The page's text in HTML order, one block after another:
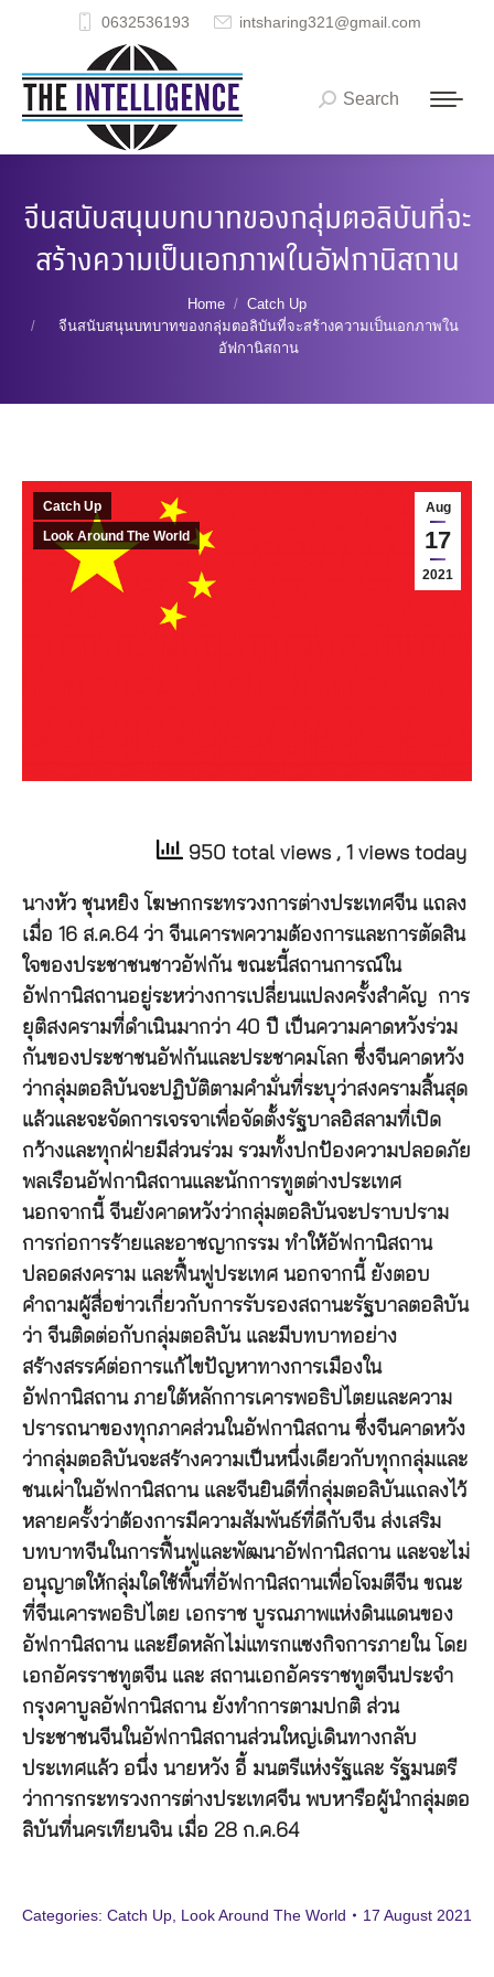
0632536193 intsharing321@gmail.com
Search:
Search
จีนสนับสนุนบทบาทของกลุ่มตอลิบันที่จะ
สร้างความเป็นเอกภาพในอัฟกานิสถาน
Home
Catch Up
จีนสนับสนุนบทบาทของกลุ่มตอลิบันที่จะสร้างความเป็นเอกภาพใน
อัฟกานิสถาน
Aug
17
2021
Catch Up
Look Around The World
950 total views , 1 views today
นางหัว ชุนหยิง โฆษกกระทรวงการต่างประเทศจีน แถลง
เมื่อ 16 ส.ค.64 ว่า จีนเคารพความต้องการและการตัดสิน
ใจของประชาชนชาวอัฟกัน ขณะนี้สถานการณ์ใน
อัฟกานิสถานอยู่ระหว่างการเปลี่ยนแปลงครั้งสำคัญ การ
ยุติสงครามที่ดำเนินมากว่า 40 ปี เป็นความคาดหวังร่วม
กันของประชาชนอัฟกันและประชาคมโลก ซึ่งจีนคาดหวัง
ว่ากลุ่มตอลิบันจะปฏิบัติตามคำมั่นที่ระบุว่าสงครามสิ้นสุด
แล้วและจะจัดการเจรจาเพื่อจัดตั้งรัฐบาลอิสลามที่เปิด
กว้างและทุกฝ่ายมีส่วนร่วม รวมทั้งปกป้องความปลอดภัย
พลเรือนอัฟกานิสถานและนักการทูตต่างประเทศ
นอกจากนี้ จีนยังคาดหวังว่ากลุ่มตอลิบันจะปราบปราม
การก่อการร้ายและอาชญากรรม ทำให้อัฟกานิสถาน
ปลอดสงคราม และฟื้นฟูประเทศ นอกจากนี้ ยังตอบ
คำถามผู้สื่อข่าวเกี่ยวกับการรับรองสถานะรัฐบาลตอลิบัน
ว่า จีนติดต่อกับกลุ่มตอลิบัน และมีบทบาทอย่าง
สร้างสรรค์ต่อการแก้ไขปัญหาทางการเมืองใน
อัฟกานิสถาน ภายใต้หลักการเคารพอธิปไตยและความ
ปรารถนาของทุกภาคส่วนในอัฟกานิสถาน ซึ่งจีนคาดหวัง
ว่ากลุ่มตอลิบันจะสร้างความเป็นหนึ่งเดียวกับทุกกลุ่มและ
ชนเผ่าในอัฟกานิสถาน และจีนยินดีที่กลุ่มตอลิบันแถลงไว้
หลายครั้งว่าต้องการมีความสัมพันธ์ที่ดีกับจีน ส่งเสริม
บทบาทจีนในการฟื้นฟูและพัฒนาอัฟกานิสถาน และจะไม่
อนุญาตให้กลุ่มใดใช้พื้นที่อัฟกานิสถานเพื่อโจมตีจีน ขณะ
ที่จีนเคารพอธิปไตย เอกราช บูรณภาพแห่งดินแดนของ
อัฟกานิสถาน และยึดหลักไม่แทรกแซงกิจการภายใน โดย
เอกอัครราชทูตจีน และ สถานเอกอัครราชทูตจีนประจำ
กรุงคาบูล​อัฟกานิสถาน ยังทำการตามปกติ ส่วน
ประชาชนจีนในอัฟกานิสถานส่วนใหญ่เดินทางกลับ
ประเทศแล้ว อนึ่ง นายหวัง อี้ มนตรีแห่งรัฐและ รัฐมนตรี
ว่าการกระทรวงการต่างประเทศจีน พบหารือผู้นำกลุ่มตอ
ลิบันที่นครเทียนจิน เมื่อ 28 ก.ค.64
Categories: Catch Up Look Around The World 17 August 2021